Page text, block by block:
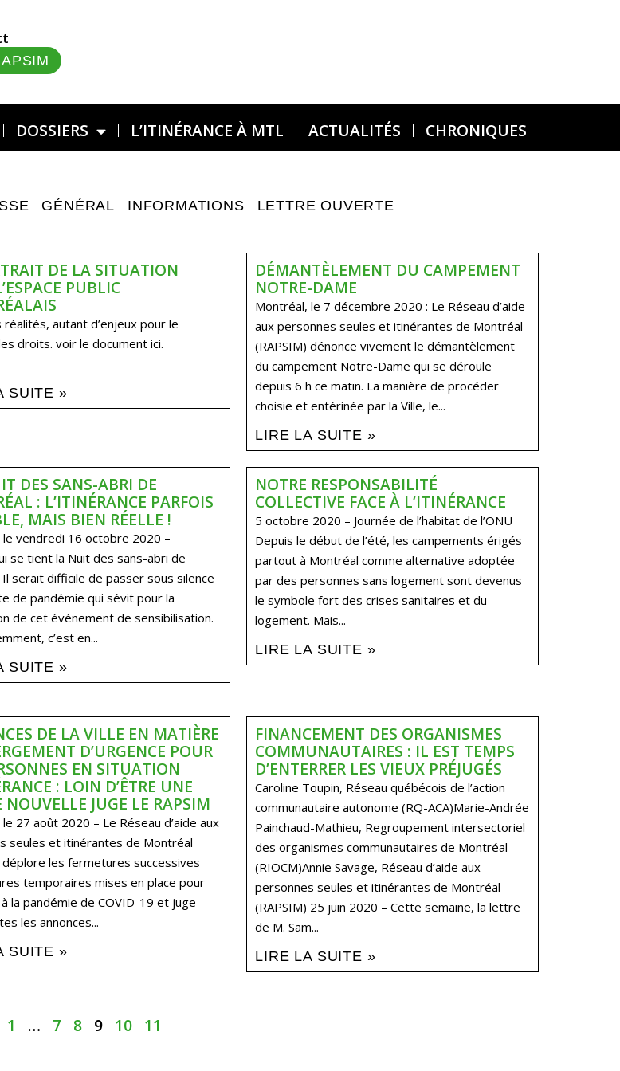
DOSSIERS L’ITINÉRANCE À MTL ACTUALITÉS CHRONIQUES
GÉNÉRAL INFORMATIONS LETTRE OUVERTE
DE LA SITUATION
PUBLIC
réalités, autant d’enjeux pour le
droits. voir le document ici.
SUITE »
DÉMANTÈLEMENT DU CAMPEMENT
NOTRE-DAME
Montréal, le 7 décembre 2020 : Le Réseau d’aide
aux personnes seules et itinérantes de Montréal
(RAPSIM) dénonce vivement le démantèlement
du campement Notre-Dame qui se déroule
depuis 6 h ce matin. La manière de procéder
choisie et entérinée par la Ville, le...
LIRE LA SUITE »
DES SANS-ABRI DE
: L’ITINÉRANCE PARFOIS
MAIS BIEN RÉELLE !
le vendredi 16 octobre 2020 –
se tient la Nuit des sans-abri de
serait difficile de passer sous silence
de pandémie qui sévit pour la
de cet événement de sensibilisation.
c’est en...
SUITE »
NOTRE RESPONSABILITÉ
COLLECTIVE FACE À L’ITINÉRANCE
5 octobre 2020 – Journée de l’habitat de l’ONU
Depuis le début de l’été, les campements érigés
partout à Montréal comme alternative adoptée
par des personnes sans logement sont devenus
le symbole fort des crises sanitaires et du
logement. Mais...
LIRE LA SUITE »
DE LA VILLE EN MATIÈRE
D’URGENCE POUR
EN SITUATION
: LOIN D’ÊTRE UNE
NOUVELLE JUGE LE RAPSIM
27 août 2020 – Le Réseau d’aide aux
seules et itinérantes de Montréal
déplore les fermetures successives
temporaires mises en place pour
la pandémie de COVID-19 et juge
les annonces...
SUITE »
FINANCEMENT DES ORGANISMES
COMMUNAUTAIRES : IL EST TEMPS
D’ENTERRER LES VIEUX PRÉJUGÉS
Caroline Toupin, Réseau québécois de l’action
communautaire autonome (RQ-ACA)Marie-Andrée
Painchaud-Mathieu, Regroupement intersectoriel
des organismes communautaires de Montréal
(RIOCM)Annie Savage, Réseau d’aide aux
personnes seules et itinérantes de Montréal
(RAPSIM) 25 juin 2020 – Cette semaine, la lettre
de M. Sam...
LIRE LA SUITE »
1 … 7 8 9 10 11